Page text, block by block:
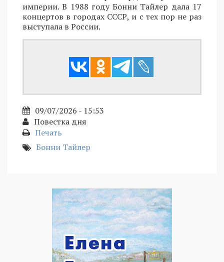
империи. В 1988 году Бонни Тайлер дала 17
концертов в городах СССР, и с тех пор не раз
выступала в России.
09/07/2026 - 15:53
Повестка дня
Печать
Бонни Тайлер